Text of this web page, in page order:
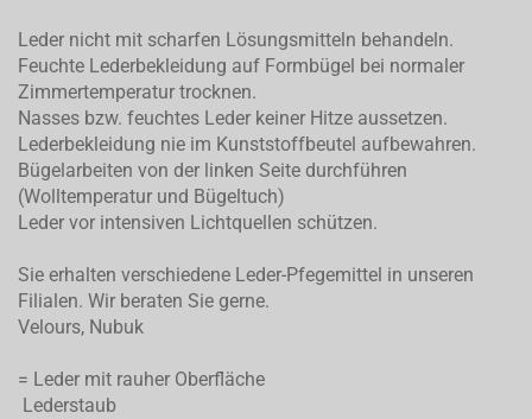
Leder nicht mit scharfen Lösungsmitteln behandeln.
Feuchte Lederbekleidung auf Formbügel bei normaler
Zimmertemperatur trocknen.
Nasses bzw. feuchtes Leder keiner Hitze aussetzen.
Lederbekleidung nie im Kunststoffbeutel aufbewahren.
Bügelarbeiten von der linken Seite durchführen
(Wolltemperatur und Bügeltuch)
Leder vor intensiven Lichtquellen schützen.
Sie erhalten verschiedene Leder-Pfegemittel in unseren
Filialen. Wir beraten Sie gerne.
Velours, Nubuk
= Leder mit rauher Oberfläche
Lederstaub